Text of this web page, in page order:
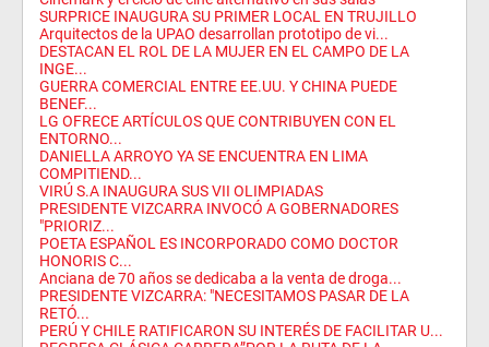
SURPRICE INAUGURA SU PRIMER LOCAL EN TRUJILLO
Arquitectos de la UPAO desarrollan prototipo de vi...
DESTACAN EL ROL DE LA MUJER EN EL CAMPO DE LA
INGE...
GUERRA COMERCIAL ENTRE EE.UU. Y CHINA PUEDE
BENEF...
LG OFRECE ARTÍCULOS QUE CONTRIBUYEN CON EL
ENTORNO...
DANIELLA ARROYO YA SE ENCUENTRA EN LIMA
COMPITIEND...
VIRÚ S.A INAUGURA SUS VII OLIMPIADAS
PRESIDENTE VIZCARRA INVOCÓ A GOBERNADORES
"PRIORIZ...
POETA ESPAÑOL ES INCORPORADO COMO DOCTOR
HONORIS C...
Anciana de 70 años se dedicaba a la venta de droga...
PRESIDENTE VIZCARRA: "NECESITAMOS PASAR DE LA
RETÓ...
PERÚ Y CHILE RATIFICARON SU INTERÉS DE FACILITAR U...